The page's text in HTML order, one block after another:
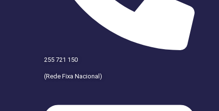
255 721 150
(Rede Fixa Nacional)